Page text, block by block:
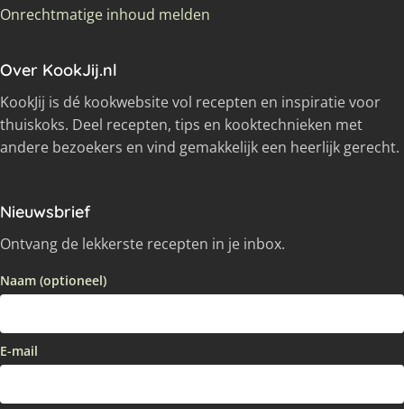
Onrechtmatige inhoud melden
Over KookJij.nl
KookJij is dé kookwebsite vol recepten en inspiratie voor
thuiskoks. Deel recepten, tips en kooktechnieken met
andere bezoekers en vind gemakkelijk een heerlijk gerecht.
Nieuwsbrief
Ontvang de lekkerste recepten in je inbox.
Naam (optioneel)
E-mail